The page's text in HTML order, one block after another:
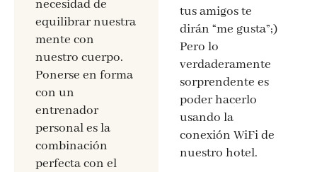
necesidad de
equilibrar nuestra
mente con
nuestro cuerpo.
Ponerse en forma
con un
entrenador
personal es la
combinación
perfecta con el
tus amigos te
dirán “me gusta”;)
Pero lo
verdaderamente
sorprendente es
poder hacerlo
usando la
conexión WiFi de
nuestro hotel.